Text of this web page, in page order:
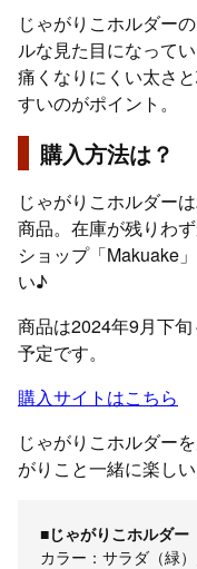
じゃがりこホルダー
ルな見た目になって
痛くなりにくい太さ
すいのがポイント。
購入方法は？
じゃがりこホルダー
商品。在庫が残りわ
ショップ「Makuake
い♪
商品は2024年9月下
予定です。
購入サイトはこちら
じゃがりこホルダー
がりこと一緒に楽し
■じゃがりこホルダー
カラー：サラダ（緑）